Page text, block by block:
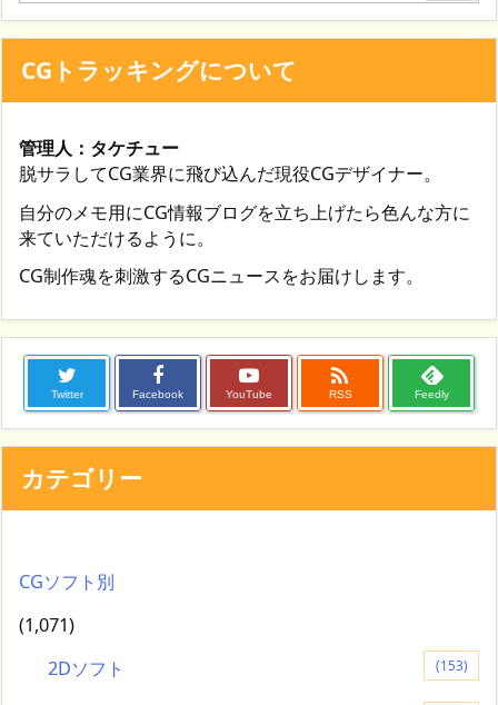
CGトラッキングについて
管理人：タケチュー
脱サラしてCG業界に飛び込んだ現役CGデザイナー。
自分のメモ用にCG情報ブログを立ち上げたら色んな方に
来ていただけるように。
CG制作魂を刺激するCGニュースをお届けします。
Twitter Facebook YouTube

RSS Feedly
カテゴリー
CGソフト別
(1,071)
2Dソフト
(153)